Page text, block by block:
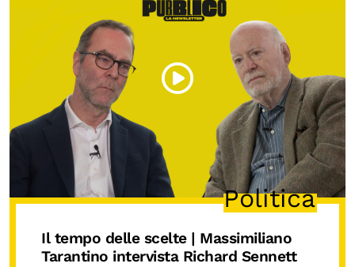
Politica
Il tempo delle scelte | Massimiliano
Tarantino intervista Richard Sennett